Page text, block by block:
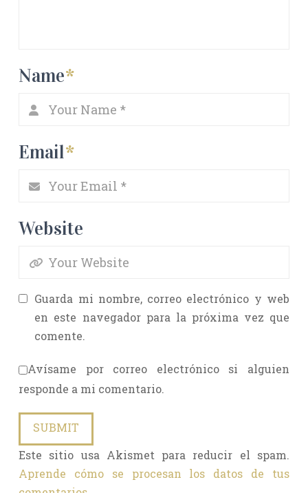
Name*
Email*
Website
Guarda mi nombre, correo electrónico y web
en este navegador para la próxima vez que
comente.
Avísame por correo electrónico si alguien
responde a mi comentario.
Este sitio usa Akismet para reducir el spam.
Aprende cómo se procesan los datos de tus